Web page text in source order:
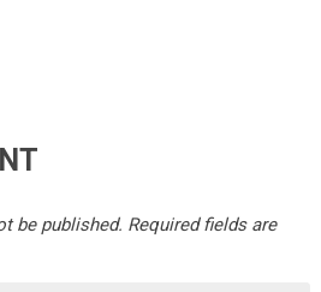
be published. Required fields are